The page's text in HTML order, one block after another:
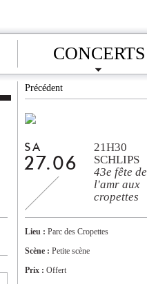
CONCERTS
Précédent
SA
27.06
21H30
SCHLIPS
43e fête de
l'amr aux
cropettes
Lieu : Parc des Cropettes
Scène : Petite scène
Prix : Offert